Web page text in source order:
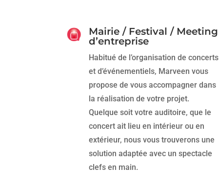
Mairie / Festival / Meeting
d’entreprise
Habitué de l’organisation de concerts
et d’événementiels, Marveen vous
propose de vous accompagner dans
la réalisation de votre projet.
Quelque soit votre auditoire, que le
concert ait lieu en intérieur ou en
extérieur, nous vous trouverons une
solution adaptée avec un spectacle
clefs en main.